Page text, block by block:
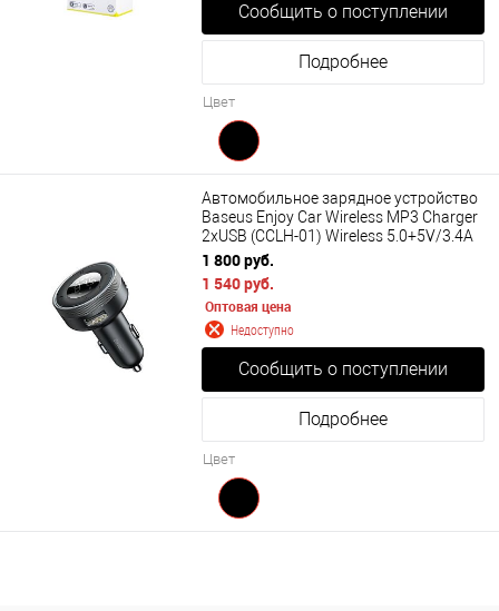
Сообщить о поступлении
Подробнее
Цвет
Автомобильное зарядное устройство
Baseus Enjoy Car Wireless MP3 Charger
2хUSB (CCLH-01) Wireless 5.0+5V/3.4A
1 800 руб.
1 540 руб.
Оптовая цена
Недоступно
Сообщить о поступлении
Подробнее
Цвет